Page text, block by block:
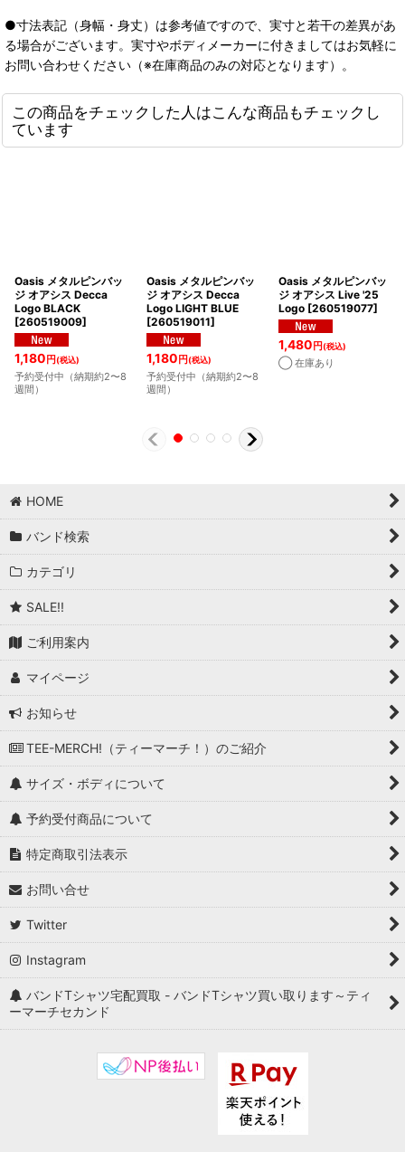
●寸法表記（身幅・身丈）は参考値ですので、実寸と若干の差異があ
る場合がございます。実寸やボディメーカーに付きましてはお気軽に
お問い合わせください（※在庫商品のみの対応となります）。
この商品をチェックした人はこんな商品もチェックし
ています
Oasis メタルピンバッ
ジ オアシス Decca
Logo BLACK
[260519009]
1,180 円(税込)
予約受付中（納期約2〜8
週間）
Oasis メタルピンバッ
ジ オアシス Decca
Logo LIGHT BLUE
[260519011]
1,180 円(税込)
予約受付中（納期約2〜8
週間）
Oasis メタルピンバッ
ジ オアシス Live '25
Logo [260519077]
1,480 円(税込)
◯ 在庫あり
HOME
バンド検索
カテゴリ
SALE!!
ご利用案内
マイページ
お知らせ
TEE-MERCH!（ティーマーチ！）のご紹介
サイズ・ボディについて
予約受付商品について
特定商取引法表示
お問い合せ
Twitter
Instagram
バンドTシャツ宅配買取 - バンドTシャツ買い取ります～ティ
ーマーチセカンド